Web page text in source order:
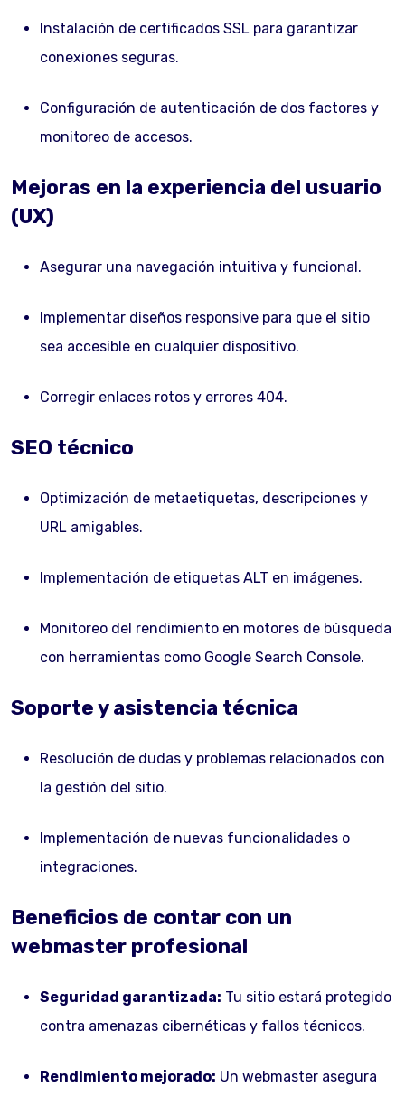
Instalación de certificados SSL para garantizar
conexiones seguras.
Configuración de autenticación de dos factores y
monitoreo de accesos.
Mejoras en la experiencia del usuario
(UX)
Asegurar una navegación intuitiva y funcional.
Implementar diseños responsive para que el sitio
sea accesible en cualquier dispositivo.
Corregir enlaces rotos y errores 404.
SEO técnico
Optimización de metaetiquetas, descripciones y
URL amigables.
Implementación de etiquetas ALT en imágenes.
Monitoreo del rendimiento en motores de búsqueda
con herramientas como Google Search Console.
Soporte y asistencia técnica
Resolución de dudas y problemas relacionados con
la gestión del sitio.
Implementación de nuevas funcionalidades o
integraciones.
Beneficios de contar con un
webmaster profesional
Seguridad garantizada: Tu sitio estará protegido
contra amenazas cibernéticas y fallos técnicos.
Rendimiento mejorado: Un webmaster asegura